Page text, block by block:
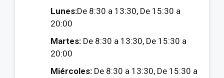
Lunes:De 8:30 a 13:30, De 15:30 a
20:00
Martes: De 8:30 a 13:30, De 15:30 a
20:00
Miércoles: De 8:30 a 13:30, De 15:30 a